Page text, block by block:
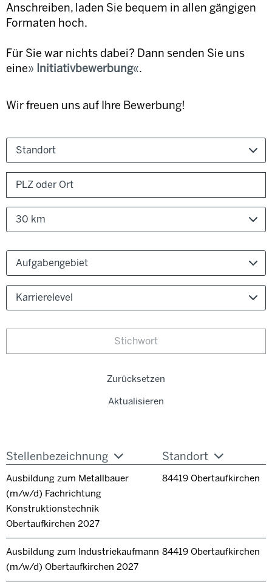
Anschreiben, laden Sie bequem in allen gängigen
Formaten hoch.
Für Sie war nichts dabei? Dann senden Sie uns
eine
Initiativbewerbung .
Wir freuen uns auf Ihre Bewerbung!
Standort
30 km
Aufgabengebiet
Karrierelevel
Zurücksetzen
Aktualisieren
Stellenbezeichnung Standort
Ausbildung zum Metallbauer
(m/w/d) Fachrichtung
Konstruktionstechnik
Obertaufkirchen 2027
84419 Obertaufkirchen
Ausbildung zum Industriekaufmann
(m/w/d) Obertaufkirchen 2027
84419 Obertaufkirchen